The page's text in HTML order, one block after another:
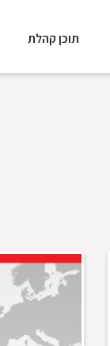
תוכן קהלת